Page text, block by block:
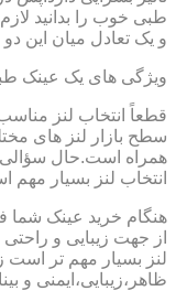
طبی خوب را بدانید
و یک تعادل میان این دو
ویژگی های یک عینک
قطعاً انتخاب لنز
سطح بازار لنز های
همراه است.حال
انتخاب لنز بسیار مهم
هنگام خرید عینک شما
از جهت زیبایی و
لنز بسیار مهم تر است
ظاهر،زیبایی،ایمنی و